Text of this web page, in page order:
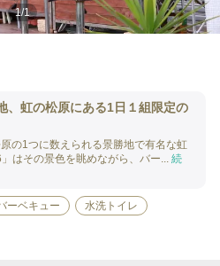
1/1
、虹の松原にある1日１組限定の
の1つに数えられる景勝地で有名な虹
はその景色を眺めながら、バー... 続
ーベキュー 水洗トイレ